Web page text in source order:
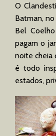
O
Batman,
Bel
pagam o
noite cheia
é todo
estados,